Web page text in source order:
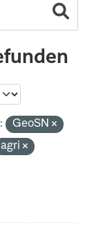
GeoSN
agri